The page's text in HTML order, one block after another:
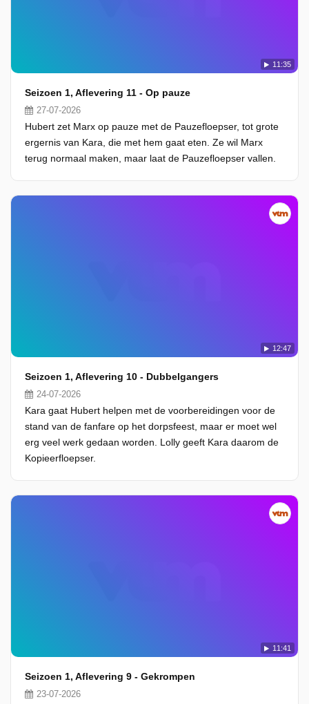
11:35
Seizoen 1, Aflevering 11 - Op pauze
27-07-2026
Hubert zet Marx op pauze met de Pauzefloepser, tot grote
ergernis van Kara, die met hem gaat eten. Ze wil Marx
terug normaal maken, maar laat de Pauzefloepser vallen.
12:47
Seizoen 1, Aflevering 10 - Dubbelgangers
24-07-2026
Kara gaat Hubert helpen met de voorbereidingen voor de
stand van de fanfare op het dorpsfeest, maar er moet wel
erg veel werk gedaan worden. Lolly geeft Kara daarom de
Kopieerfloepser.
11:41
Seizoen 1, Aflevering 9 - Gekrompen
23-07-2026